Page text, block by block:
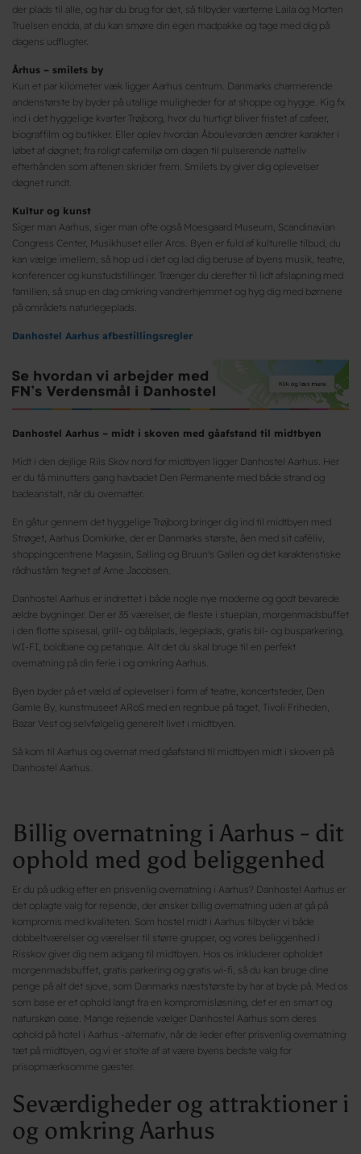
der plads til alle, og har du brug for det, så tilbyder værterne Laila og Morten
Truelsen endda, at du kan smøre din egen madpakke og tage med dig på
dagens udflugter.
Århus – smilets by
Kun et par kilometer væk ligger Aarhus centrum. Danmarks charmerende
andenstørste by byder på utallige muligheder for at shoppe og hygge. Kig fx
ind i det hyggelige kvarter Trøjborg, hvor du hurtigt bliver fristet af cafeer,
biograffilm og butikker. Eller oplev hvordan Åboulevarden ændrer karakter i
løbet af døgnet; fra roligt cafemiljø om dagen til pulserende natteliv
efterhånden som aftenen skrider frem. Smilets by giver dig oplevelser
døgnet rundt.
Kultur og kunst
Siger man Aarhus, siger man ofte også Moesgaard Museum, Scandinavian
Congress Center, Musikhuset eller Aros. Byen er fuld af kulturelle tilbud, du
kan vælge imellem, så hop ud i det og lad dig beruse af byens musik, teatre,
konferencer og kunstudstillinger. Trænger du derefter til lidt afslapning med
familien, så snup en dag omkring vandrerhjemmet og hyg dig med børnene
på områdets naturlegeplads.
Danhostel Aarhus afbestillingsregler
Danhostel Aarhus – midt i skoven med gåafstand til midtbyen
Midt i den dejlige Riis Skov nord for midtbyen ligger Danhostel Aarhus. Her
er du få minutters gang havbadet Den Permanente med både strand og
badeanstalt, når du overnatter.
En gåtur gennem det hyggelige Trøjborg bringer dig ind til midtbyen med
Strøget, Aarhus Domkirke, der er Danmarks største, åen med sit caféliv,
shoppingcentrene Magasin, Salling og Bruun's Galleri og det karakteristiske
rådhustårn tegnet af Arne Jacobsen.
Danhostel Aarhus er indrettet i både nogle nye moderne og godt bevarede
ældre bygninger. Der er 35 værelser, de fleste i stueplan, morgenmadsbuffet
i den flotte spisesal, grill- og bålplads, legeplads, gratis bil- og busparkering,
WI-FI, boldbane og petanque. Alt det du skal bruge til en perfekt
overnatning på din ferie i og omkring Aarhus.
Byen byder på et væld af oplevelser i form af teatre, koncertsteder, Den
Gamle By, kunstmuseet ARoS med en regnbue på taget, Tivoli Friheden,
Bazar Vest og selvfølgelig generelt livet i midtbyen.
Så kom til Aarhus og overnat med gåafstand til midtbyen midt i skoven på
Danhostel Aarhus.
Billig overnatning i Aarhus - dit
ophold med god beliggenhed
Er du på udkig efter en prisvenlig overnatning i Aarhus? Danhostel Aarhus er
det oplagte valg for rejsende, der ønsker billig overnatning uden at gå på
kompromis med kvaliteten. Som hostel midt i Aarhus tilbyder vi både
dobbeltværelser og værelser til større grupper, og vores beliggenhed i
Risskov giver dig nem adgang til midtbyen. Hos os inkluderer opholdet
morgenmadsbuffet, gratis parkering og gratis wi-fi, så du kan bruge dine
penge på alt det sjove, som Danmarks næststørste by har at byde på. Med os
som base er et ophold langt fra en kompromisløsning, det er en smart og
naturskøn oase. Mange rejsende vælger Danhostel Aarhus som deres
ophold på hotel i Aarhus -alternativ, når de leder efter prisvenlig overnatning
tæt på midtbyen, og vi er stolte af at være byens bedste valg for
prisopmærksomme gæster.
Seværdigheder og attraktioner i
og omkring Aarhus